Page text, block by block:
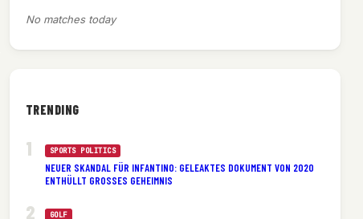
No matches today
TRENDING
SPORTS POLITICS
NEUER SKANDAL FÜR INFANTINO: GELEAKTES DOKUMENT VON 2020
ENTHÜLLT GROSSES GEHEIMNIS
GOLF